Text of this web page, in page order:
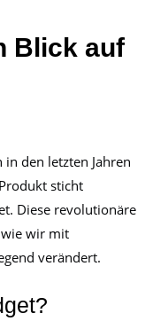
Blick auf
den letzten Jahren
sticht
Diese revolutionäre
wie wir mit
verändert.